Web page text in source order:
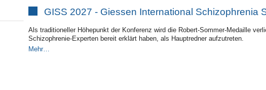
GISS 2027 - Giessen International Schizophrenia
Als traditioneller Höhepunkt der Konferenz wird die Robert-Sommer-Medaille
Schizophrenie-Experten bereit erklärt haben, als Hauptredner aufzutreten.
Mehr…